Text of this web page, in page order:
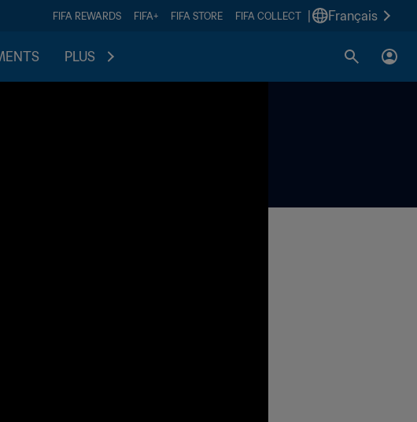
FIFA REWARDS FIFA+ FIFA STORE FIFA COLLECT Français
PLUS